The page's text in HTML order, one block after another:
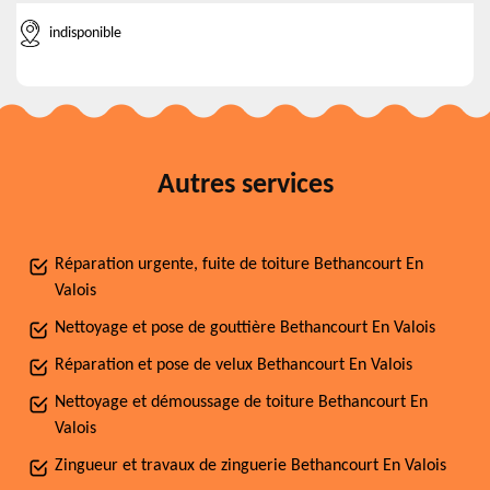
indisponible
Autres services
Réparation urgente, fuite de toiture Bethancourt En
Valois
Nettoyage et pose de gouttière Bethancourt En Valois
Réparation et pose de velux Bethancourt En Valois
Nettoyage et démoussage de toiture Bethancourt En
Valois
Zingueur et travaux de zinguerie Bethancourt En Valois